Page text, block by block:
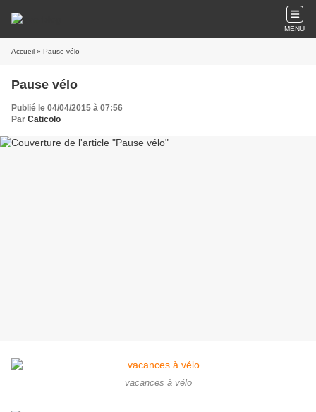
MENU
Accueil » Pause vélo
Pause vélo
Publié le 04/04/2015 à 07:56
Par Caticolo
vacances à vélo